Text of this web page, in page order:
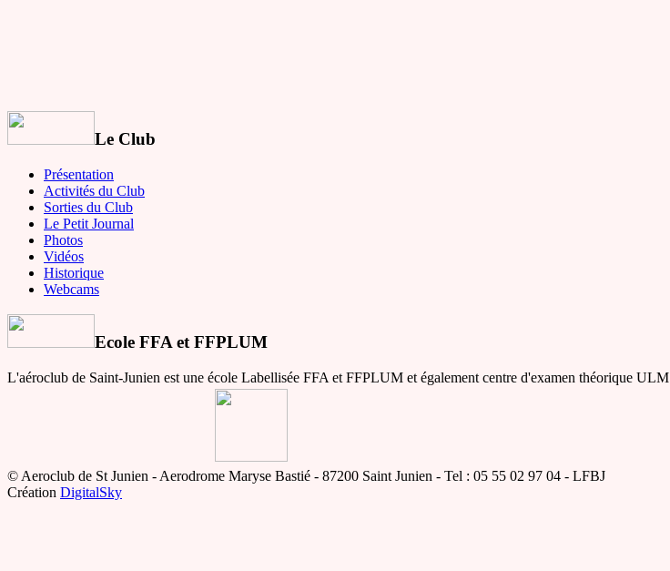
Le Club
Présentation
Activités du Club
Sorties du Club
Le Petit Journal
Photos
Vidéos
Historique
Webcams
Ecole FFA et FFPLUM
L'aéroclub de Saint-Junien est une école Labellisée FFA et FFPLUM et également centre d'examen théorique ULM
© Aeroclub de St Junien - Aerodrome Maryse Bastié - 87200 Saint Junien - Tel : 05 55 02 97 04 - LFBJ
Création DigitalSky